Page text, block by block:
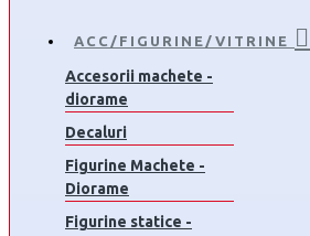
ACC/FIGURINE/VITRINE
Accesorii machete -
diorame
Decaluri
Figurine Machete -
Diorame
Figurine statice -